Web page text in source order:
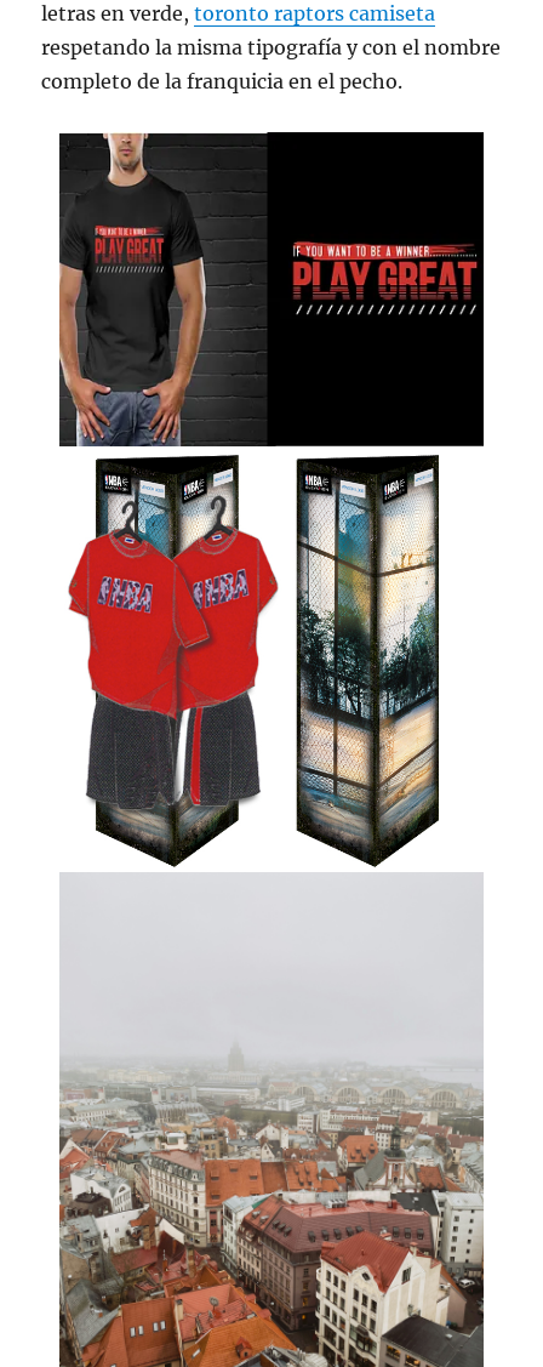
letras en verde,toronto raptors camiseta
respetando la misma tipografía y con el nombre
completo de la franquicia en el pecho.